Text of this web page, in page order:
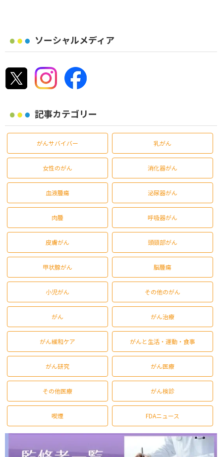
ソーシャルメディア
記事カテゴリー
がんサバイバー 乳がん
女性のがん 消化器がん
血液腫瘍 泌尿器がん
肉腫 呼吸器がん
皮膚がん 頭頸部がん
甲状腺がん 脳腫瘍
小児がん その他のがん
がん がん治療
がん緩和ケア がんと生活・運動・食事
がん研究 がん医療
その他医療 がん検診
喫煙 FDAニュース